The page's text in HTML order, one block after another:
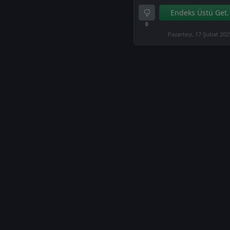
0
Endeks Üstü Get.
Pazartesi, 17 Şubat